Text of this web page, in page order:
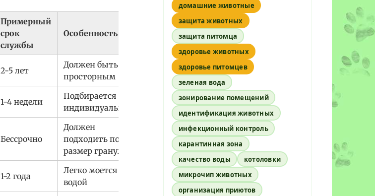
Примерный
срок
службы
Особенность
2-5 лет
Должен быть
просторным
1-4 недели
Подбирается
индивидуально
Бессрочно
Должен
подходить под
размер гранул
1-2 года
Легко моется
водой
домашние животные
защита животных
защита питомца
здоровье животных
здоровье питомцев
зеленая вода
зонирование помещений
идентификация животных
инфекционный контроль
карантинная зона
качество воды
котоловки
микрочип животных
организация приютов